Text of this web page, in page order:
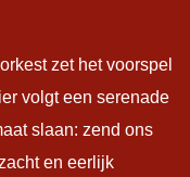
zet het voorspel
volgt een serenade
slaan: zend ons
en eerlijk